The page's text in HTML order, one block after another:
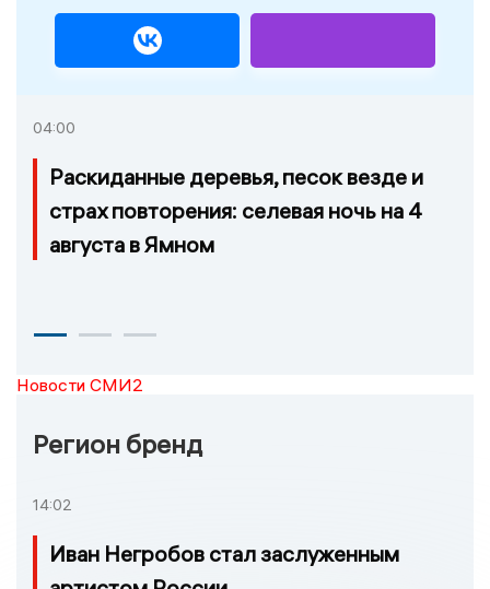
04:00
Раскиданные деревья, песок везде и
страх повторения: селевая ночь на 4
августа в Ямном
Новости СМИ2
Регион бренд
14:02
Иван Негробов стал заслуженным